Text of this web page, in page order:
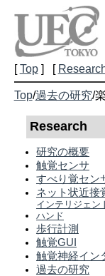
[Top] [
Top/過去の研究/
Research
研究の概要
触覚センサ
すべり覚セン
ネット状近接
インテリジェン
ハンド
歩行計測
触覚GUI
触覚神経イン
過去の研究